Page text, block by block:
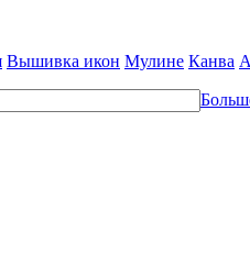
Вышивка икон Мулине Канва